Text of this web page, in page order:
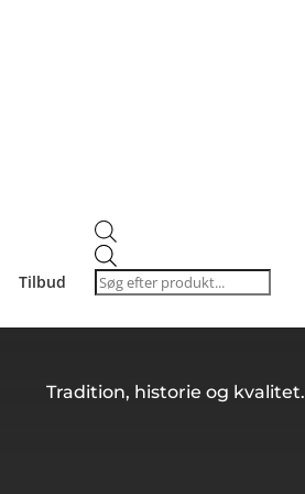
Tilbud
search
Tradition, historie og kvalitet.